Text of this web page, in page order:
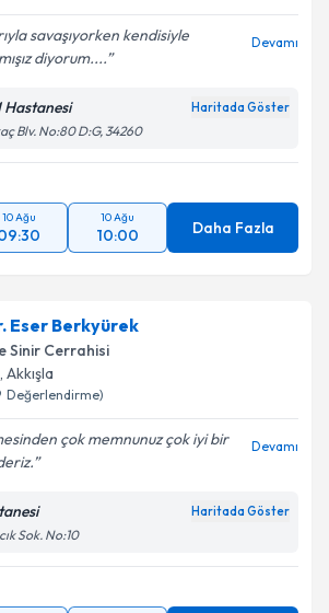
savaşıyorken kendisiyle
diyorum....
Devamı
Hastanesi Haritada Göster
Blv. No:80 D:G, 34260
10 Ağu 10 Ağu
10:00 Daha Fazla
Eser Berkyürek
Sinir Cerrahisi
, Akkışla
Değerlendirme)
çok memnunuz çok iyi bir
Devamı
Haritada Göster
Sok. No:10